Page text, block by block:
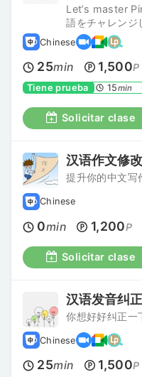
Let’s master
語をチャレンジ
Chinese
25min 1,500P
Tiene prueba 15min
Solicitar clase
汉语作文修改
提升你的中文写
Chinese
0min 1,200P
Solicitar clase
汉语发音纠正
你想好好纠正一
Chinese
25min 1,500P